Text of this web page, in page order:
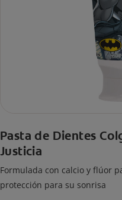
Pasta de Dientes
Justicia
Formulada con calcio y flúor
protección para su sonrisa